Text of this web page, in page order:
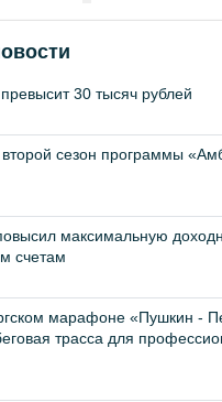
30 тысяч рублей
сезон программы
максимальную
счетам
марафоне «Пушкин -
трасса для